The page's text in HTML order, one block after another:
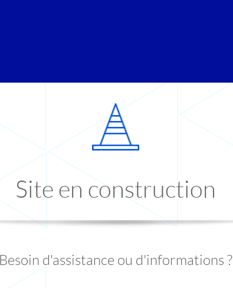
Site en construction
Besoin d'assistance ou d'informations ?